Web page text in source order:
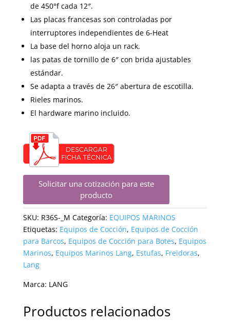
de 450°f cada 12″.
Las placas francesas son controladas por
interruptores independientes de 6-Heat
La base del horno aloja un rack.
las patas de tornillo de 6″ con brida ajustables
estándar.
Se adapta a través de 26″ abertura de escotilla.
Rieles marinos.
El hardware marino incluido.
Solicitar una cotización para este
producto
SKU: R36S-_M Categoría: EQUIPOS MARINOS
Etiquetas: Equipos de Cocción, Equipos de Cocción
para Barcos, Equipos de Cocción para Botes, Equipos
Marinos, Equipos Marinos Lang, Estufas, Freidoras,
Lang
Marca: LANG
Productos relacionados